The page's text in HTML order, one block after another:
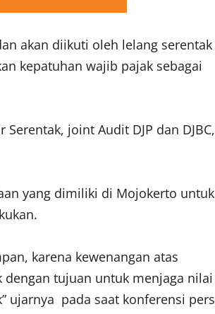
akan diikuti oleh lelang serentak
kepatuhan wajib pajak sebagai
joint Audit DJP dan DJBC,
yang dimiliki di Mojokerto untuk
karena kewenangan atas
dengan tujuan untuk menjaga nilai
ujarnya pada saat konferensi